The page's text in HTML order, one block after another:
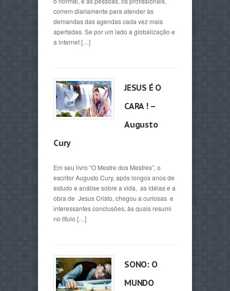
correm diariamente para atender às
demandas das agendas cada vez mais
apertadas. Se por um lado a globalização e
a internet […]
JESUS É O
CARA ! –
Augusto
Cury
Em seu livro “O Mestre dos Mestres”, o
escritor Augusto Cury, após longos anos de
estudo e análise sobre a vida, as idéias e a
obra de Jesus Cristo, chegou a curiosas e
interessantes conclusões, às quais resumi
no título […]
SONO: O
MUNDO